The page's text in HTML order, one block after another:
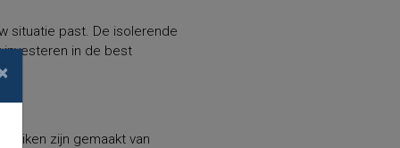
situatie past. De isolerende
investeren in de best
zijn gemaakt van